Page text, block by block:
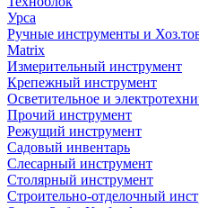
Урса
Ручные инструменты и
Matrix
Измерительный инструмент
Крепежный инструмент
Осветительное и
Прочий инструмент
Режущий инструмент
Садовый инвентарь
Слесарный инструмент
Столярный инструмент
Строительно-отделочный